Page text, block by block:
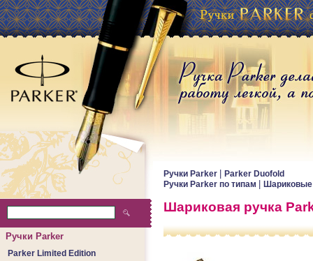
Ручки Parker
Parker Limited Edition
Ручки Parker
Parker Duofold
Ручки Parker по типам
Шариковые
Шариковая ручка